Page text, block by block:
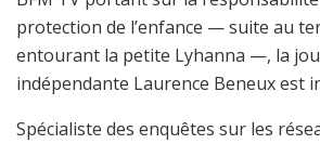
protection de l’enfance — suite au
entourant la petite Lyhanna —, la
indépendante Laurence Beneux est
Spécialiste des enquêtes sur les